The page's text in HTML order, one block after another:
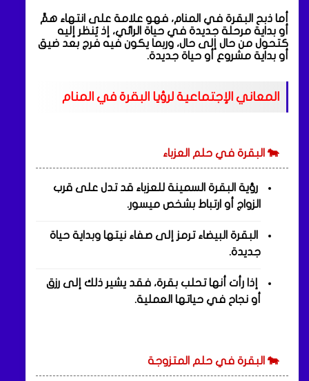
أما ذبح البقرة في المنام، فهو علامة على انتهاء همٍّ
أو بداية مرحلة جديدة في حياة الرائي، إذ يُنظر إليه
كتحول من حال إلى حال، وربما يكون فيه فرج بعد ضيق
أو بداية مشروع أو حياة جديدة.
المعاني الإجتماعية لرؤيا البقرة في المنام
🐄 البقرة في حلم العزباء
رؤية البقرة السمينة للعزباء قد تدل على قرب
الزواج أو ارتباط بشخص ميسور.
البقرة البيضاء ترمز إلى صفاء نيتها وبداية حياة
جديدة.
إذا رأت أنها تحلب بقرة، فقد يشير ذلك إلى رزق
أو نجاح في حياتها العملية.
🐄 البقرة في حلم المتزوجة